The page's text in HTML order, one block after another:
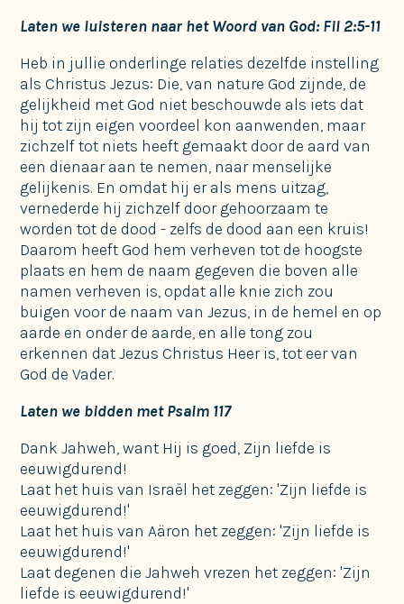
Laten we luisteren naar het Woord van God: Fil 2:5-11
Heb in jullie onderlinge relaties dezelfde instelling
als Christus Jezus: Die, van nature God zijnde, de
gelijkheid met God niet beschouwde als iets dat
hij tot zijn eigen voordeel kon aanwenden, maar
zichzelf tot niets heeft gemaakt door de aard van
een dienaar aan te nemen, naar menselijke
gelijkenis. En omdat hij er als mens uitzag,
vernederde hij zichzelf door gehoorzaam te
worden tot de dood - zelfs de dood aan een kruis!
Daarom heeft God hem verheven tot de hoogste
plaats en hem de naam gegeven die boven alle
namen verheven is, opdat alle knie zich zou
buigen voor de naam van Jezus, in de hemel en op
aarde en onder de aarde, en alle tong zou
erkennen dat Jezus Christus Heer is, tot eer van
God de Vader.
Laten we bidden met Psalm 117
Dank Jahweh, want Hij is goed, Zijn liefde is
eeuwigdurend!
Laat het huis van Israël het zeggen: 'Zijn liefde is
eeuwigdurend!'
Laat het huis van Aäron het zeggen: 'Zijn liefde is
eeuwigdurend!'
Laat degenen die Jahweh vrezen het zeggen: 'Zijn
liefde is eeuwigdurend!'